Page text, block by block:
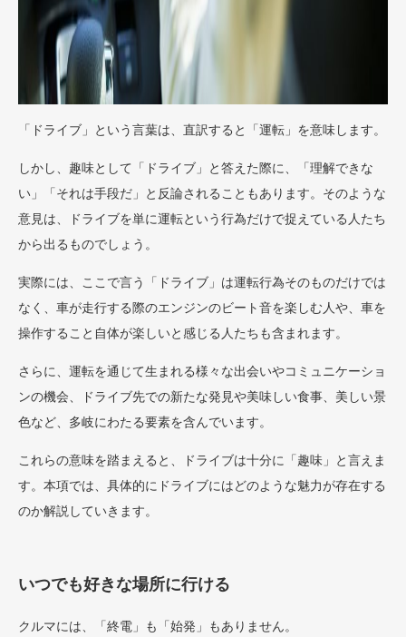
「ドライブ」という言葉は、直訳すると「運転」を意味します。
しかし、趣味として「ドライブ」と答えた際に、「理解できな
い」「それは手段だ」と反論されることもあります。そのような
意見は、ドライブを単に運転という行為だけで捉えている人たち
から出るものでしょう。
実際には、ここで言う「ドライブ」は運転行為そのものだけでは
なく、車が走行する際のエンジンのビート音を楽しむ人や、車を
操作すること自体が楽しいと感じる人たちも含まれます。
さらに、運転を通じて生まれる様々な出会いやコミュニケーショ
ンの機会、ドライブ先での新たな発見や美味しい食事、美しい景
色など、多岐にわたる要素を含んでいます。
これらの意味を踏まえると、ドライブは十分に「趣味」と言えま
す。本項では、具体的にドライブにはどのような魅力が存在する
のか解説していきます。
いつでも好きな場所に行ける
クルマには、「終電」も「始発」もありません。